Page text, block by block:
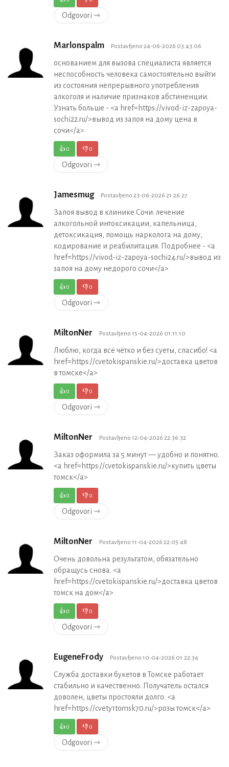
Odgovori ⇾
Marlonspalm Postavljeno 24-06-2026 03:43:06
основанием для вызова специалиста является
неспособность человека самостоятельно выйти
из состояния непрерывного употребления
алкоголя и наличие признаков абстиненции.
Узнать больше - <a href=https://vivod-iz-zapoya-
sochi22.ru/>вывод из запоя на дому цена в
сочи</a>
👍0 👎0
Odgovori ⇾
Jamesmug Postavljeno 23-06-2026 21:26:27
Запоя вывод в клинике Сочи: лечение
алкогольной интоксикации, капельница,
детоксикация, помощь нарколога на дому,
кодирование и реабилитация. Подробнее - <a
href=https://vivod-iz-zapoya-sochi24.ru/>вывод из
запоя на дому недорого сочи</a>
👍0 👎0
Odgovori ⇾
MiltonNer Postavljeno 15-04-2026 01:11:10
Люблю, когда всё чётко и без суеты, спасибо! <a
href=https://cvetokispanskie.ru/>доставка цветов
в томске</a>
👍0 👎0
Odgovori ⇾
MiltonNer Postavljeno 12-04-2026 22:36:32
Заказ оформила за 5 минут — удобно и понятно.
<a href=https://cvetokispanskie.ru/>купить цветы
томск</a>
👍0 👎0
Odgovori ⇾
MiltonNer Postavljeno 11-04-2026 22:05:48
Очень довольна результатом, обязательно
обращусь снова. <a
href=https://cvetokispanskie.ru/>доставка цветов
томск на дом</a>
👍0 👎0
Odgovori ⇾
EugeneFrody Postavljeno 10-04-2026 01:22:34
Служба доставки букетов в Томске работает
стабильно и качественно. Получатель остался
доволен, цветы простояли долго. <a
href=https://cvety1tomsk70.ru/>розы томск</a>
👍0 👎0
Odgovori ⇾